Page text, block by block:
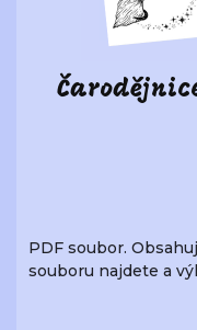
PDF soubor.
souboru najdete a